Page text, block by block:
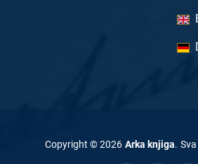
Copyright ©2026 Arka knjiga.